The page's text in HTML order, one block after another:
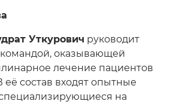
Уткурович руководит
оказывающей
лечение пациентов
её состав входят опытные
на